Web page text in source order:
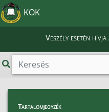
KOK
Veszély esetén
Hallgatói Információk
Tartalomjegyzék